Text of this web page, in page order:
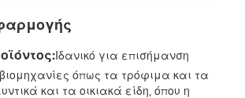
Ιδανικό για επισήμανση
όπως τα τρόφιμα και τα
και τα οικιακά είδη, όπου η